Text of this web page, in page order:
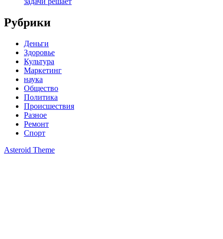
Рубрики
Деньги
Здоровье
Культура
Маркетинг
наука
Общество
Политика
Происшествия
Разное
Ремонт
Спорт
Asteroid Theme